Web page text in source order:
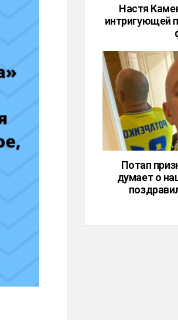
Настя
интригующей
Потап
думает о